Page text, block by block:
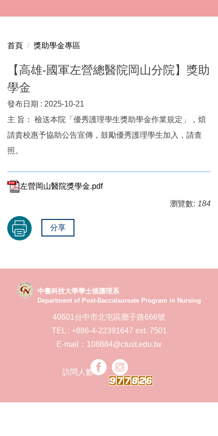
到
要
首頁 獎助學金專區
【高雄-國軍左營總醫院岡山分院】獎助
學金
發布日期 : 2025-10-21
主 旨： 檢送本院「優秀護理學生獎助學金作業規定」，煩
請貴校惠予協助公告宣傳，鼓勵優秀護理學生加入，請查
照。
左營岡山醫院獎學金.pdf
瀏覽數: 184
分享
中臺科技大學學士後護理系
Department of Post-Baccalaureate Program in Nursing
40601台中市北屯區廍子路666號
TEL : +886-4-22391647 ext. 7501
E-mail：108884@ctust.edu.tw